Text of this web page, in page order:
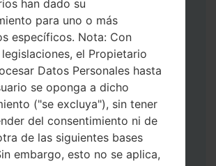
el botón de Bajar
la tecla de Inicio.
un cable USB, luego
presionados el botón de Bixby
Bajar volumen.
y mantenga presionados la
y el botón de Subir
su dispositivo a PC, Odin
su teléfono y el número
han dado su
para uno o más
específicos. Nota: Con
el Propietario
Datos Personales hasta
se oponga a dicho
("se excluya"), sin tener
del consentimiento ni de
de las siguientes bases
embargo, esto no se aplica,